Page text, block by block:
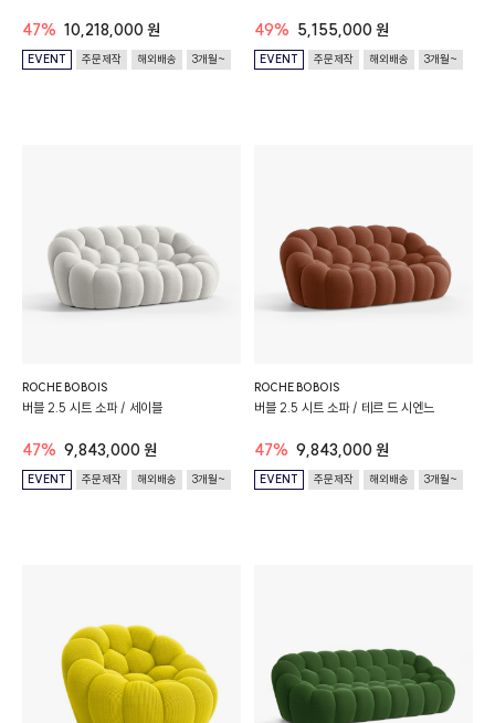
47% 10,218,000 원
EVENT 주문제작 해외배송 3개월~
49% 5,155,000 원
EVENT 주문제작 해외배송 3개월~
ROCHE BOBOIS
버블 2.5 시트 소파 / 세이블
47% 9,843,000 원
EVENT 주문제작 해외배송 3개월~
ROCHE BOBOIS
버블 2.5 시트 소파 / 테르 드 시엔느
47% 9,843,000 원
EVENT 주문제작 해외배송 3개월~